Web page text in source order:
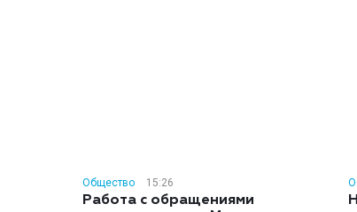
Общество 15:26
Работа с обращениями